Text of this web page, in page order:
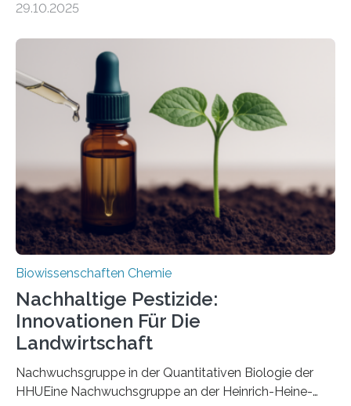
Forschende die bisher älteste bekannte Stechmücken-
Region Kachin in Myanmar und hat sich in
ausgezeichnetem Zustand erhalten. Es konnte als neue
Art einer neuen Gattung beschrieben werden und trägt
nun den Namen Cretosabethes primaevus. Dieser erste
fossile Nachweis einer Stechmückenlarve in Bernstein
stellt gleichzeitig den ersten Fossilfund einer
Mückenlarve aus dem Mesozoikum dar, denn…
29.10.2025
Biowissenschaften Chemie
Nachhaltige Pestizide:
Innovationen Für Die
Landwirtschaft
Nachwuchsgruppe in der Quantitativen Biologie der
HHUEine Nachwuchsgruppe an der Heinrich-Heine-